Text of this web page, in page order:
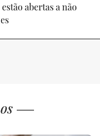
abertas a não